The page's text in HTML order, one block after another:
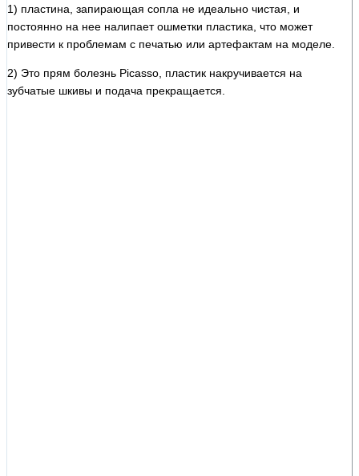
1) пластина, запирающая сопла не идеально чистая, и
постоянно на нее налипает ошметки пластика, что может
привести к проблемам с печатью или артефактам на моделе.
2) Это прям болезнь Picasso, пластик накручивается на
зубчатые шкивы и подача прекращается.